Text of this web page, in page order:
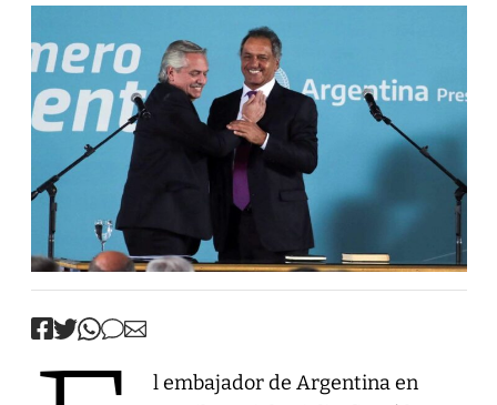
l embajador de Argentina en